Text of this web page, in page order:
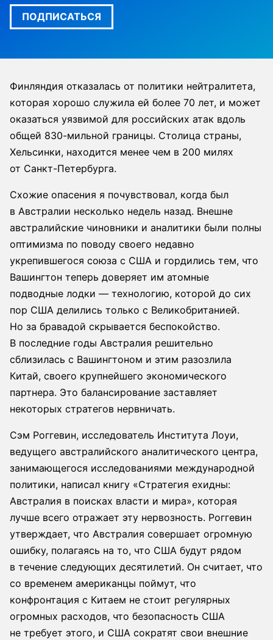
ПОДПИСАТЬСЯ
Финляндия отказалась от политики нейтралитета,
которая хорошо служила ей более 70 лет, и может
оказаться уязвимой для российских атак вдоль
общей 830-мильной границы. Столица страны,
Хельсинки, находится менее чем в 200 милях
от Санкт-Петербурга.
Схожие опасения я почувствовал, когда был
в Австралии несколько недель назад. Внешне
австралийские чиновники и аналитики были полны
оптимизма по поводу своего недавно
укрепившегося союза с США и гордились тем, что
Вашингтон теперь доверяет им атомные
подводные лодки — технологию, которой до сих
пор США делились только с Великобританией.
Но за бравадой скрывается беспокойство.
В последние годы Австралия решительно
сблизилась с Вашингтоном и этим разозлила
Китай, своего крупнейшего экономического
партнера. Это балансирование заставляет
некоторых стратегов нервничать.
Сэм Роггевин, исследователь Института Лоуи,
ведущего австралийского аналитического центра,
занимающегося исследованиями международной
политики, написал книгу «Стратегия ехидны:
Австралия в поисках власти и мира», которая
лучше всего отражает эту нервозность. Роггевин
утверждает, что Австралия совершает огромную
ошибку, полагаясь на то, что США будут рядом
в течение следующих десятилетий. Он считает, что
со временем американцы поймут, что
конфронтация с Китаем не стоит регулярных
огромных расходов, что безопасность США
не требует этого, и США сократят свои внешние